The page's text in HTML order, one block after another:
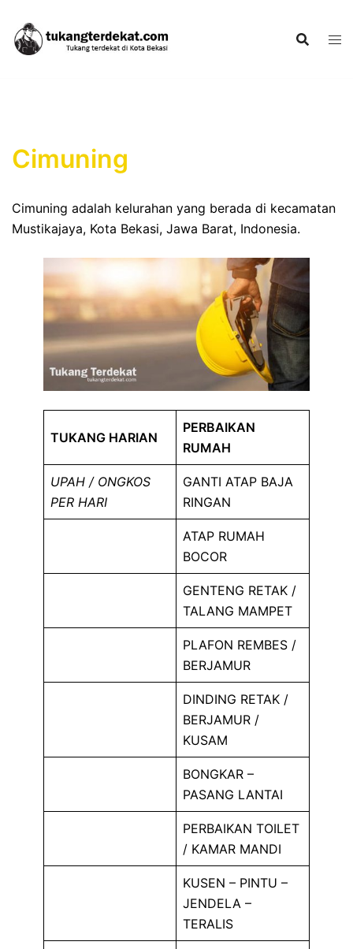
content
Cimuning
Cimuning adalah kelurahan yang berada di kecamatan
Mustikajaya, Kota Bekasi, Jawa Barat, Indonesia.
TUKANG HARIAN
PERBAIKAN
RUMAH
UPAH / ONGKOS
PER HARI
GANTI ATAP BAJA
RINGAN
ATAP RUMAH
BOCOR
GENTENG RETAK /
TALANG MAMPET
PLAFON REMBES /
BERJAMUR
DINDING RETAK /
BERJAMUR /
KUSAM
BONGKAR –
PASANG LANTAI
PERBAIKAN TOILET
/ KAMAR MANDI
KUSEN – PINTU –
JENDELA –
TERALIS